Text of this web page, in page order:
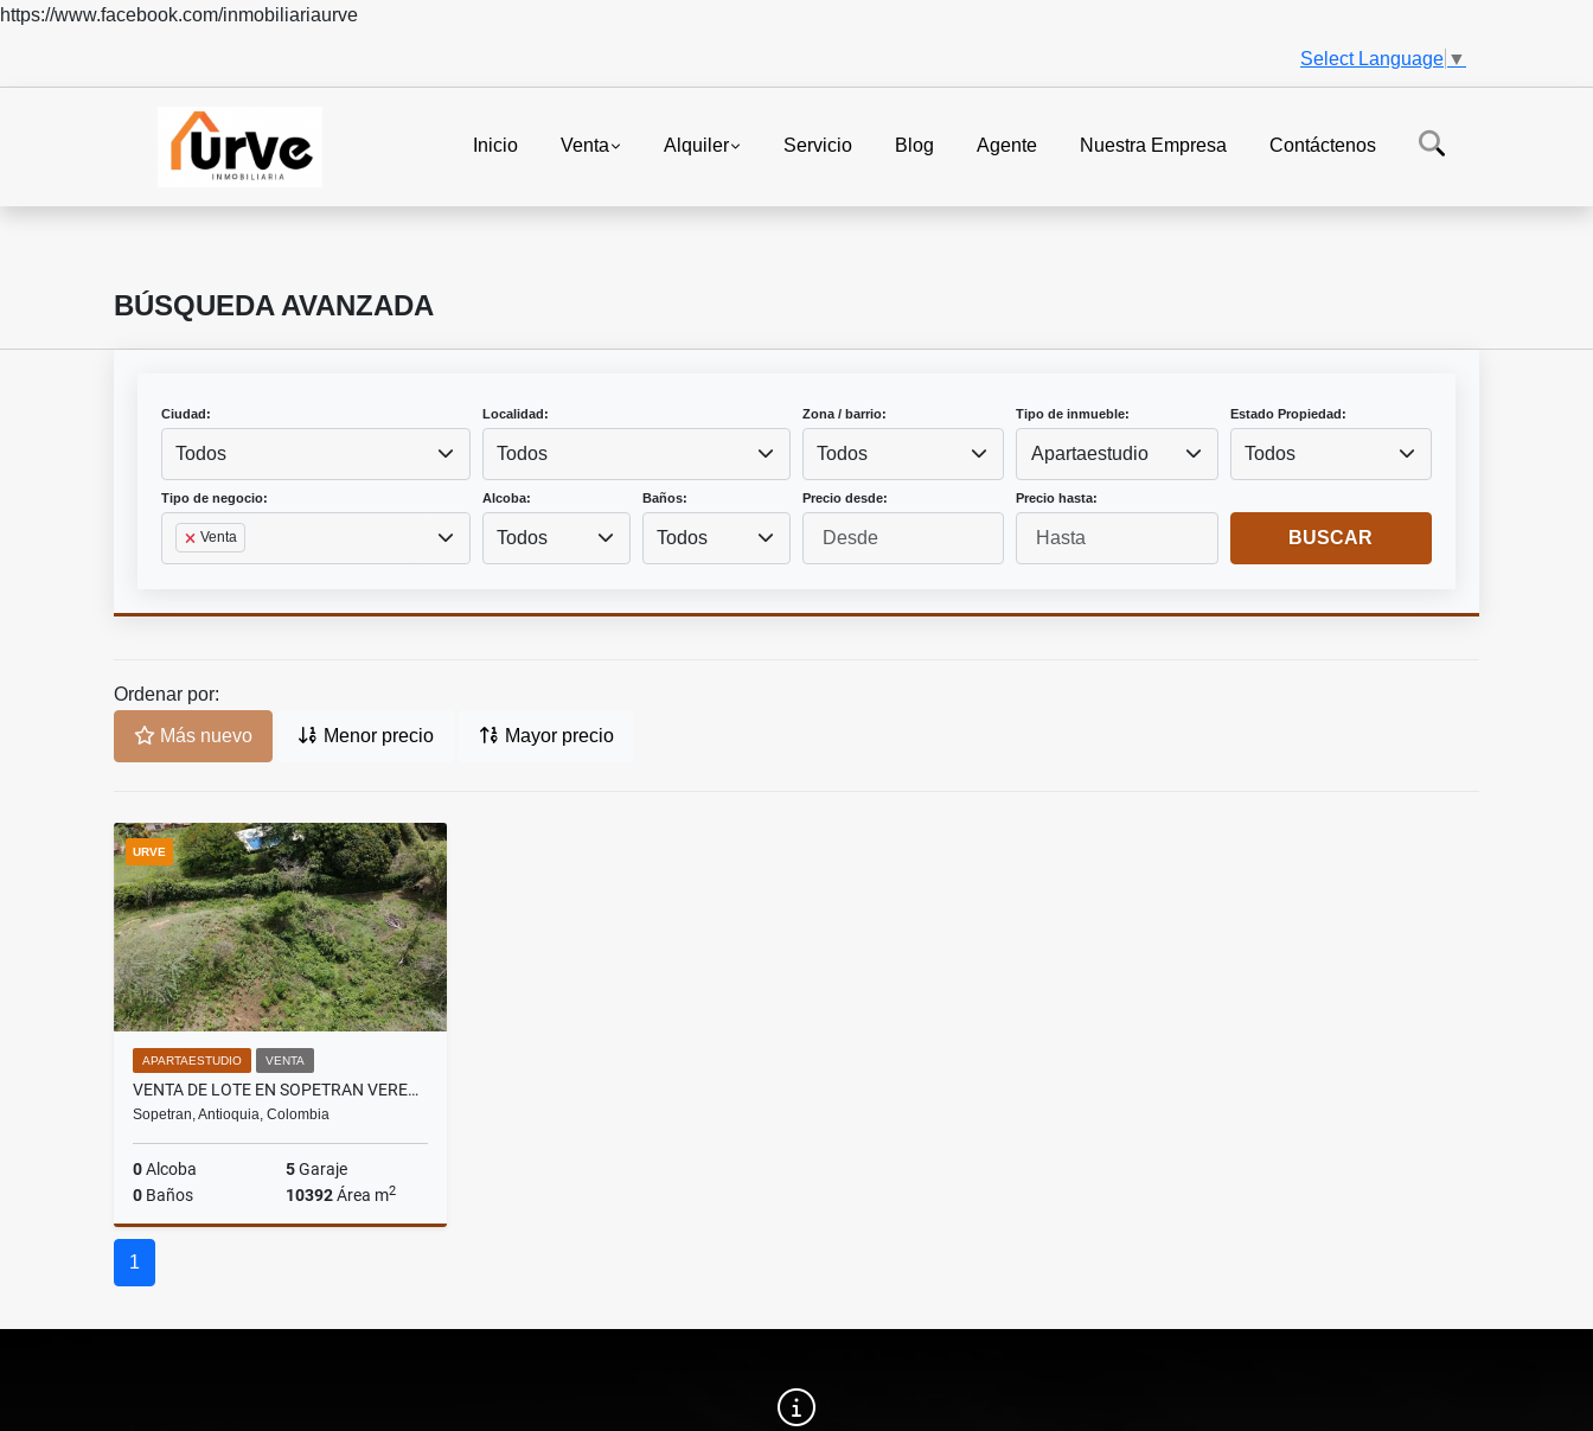
https://www.facebook.com/inmobiliariaurve
Select Language ▼
Inicio Venta Alquiler Servicio Blog Agente Nuestra Empresa Contáctenos
BÚSQUEDA AVANZADA
Ciudad:
Todos
Localidad:
Todos
Zona / barrio:
Todos
Tipo de inmueble:
Apartaestudio
Estado Propiedad:
Todos
Tipo de negocio:
Venta
Alcoba:
Todos
Baños:
Todos
Precio desde: Precio hasta:
BUSCAR
Ordenar por:
Más nuevo Menor precio Mayor precio
URVE
APARTAESTUDIO VENTA
VENTA DE LOTE EN SOPETRAN VEREDA LLANO DE MONTAÑA
Sopetran, Antioquia, Colombia
0Alcoba 5Garaje
0 Baños 10392Área m2
1